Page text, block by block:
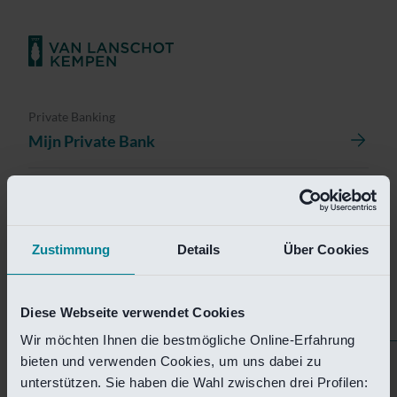
Zustimmung Details Über Cookies
Diese Webseite verwendet Cookies
Wir möchten Ihnen die bestmögliche Online-Erfahrung
bieten und verwenden Cookies, um uns dabei zu
unterstützen. Sie haben die Wahl zwischen drei Profilen:
Private Banking
Mijn Private Bank
Helaas is deze pagina